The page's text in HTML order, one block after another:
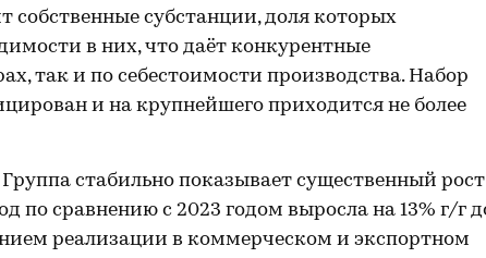
собственные субстанции, доля которых
в них, что даёт конкурентные
так и по себестоимости производства. Набор
и на крупнейшего приходится не более
Группа стабильно показывает существенный рост
по сравнению с 2023 годом выросла на 13% г/г
реализации в коммерческом и экспортном